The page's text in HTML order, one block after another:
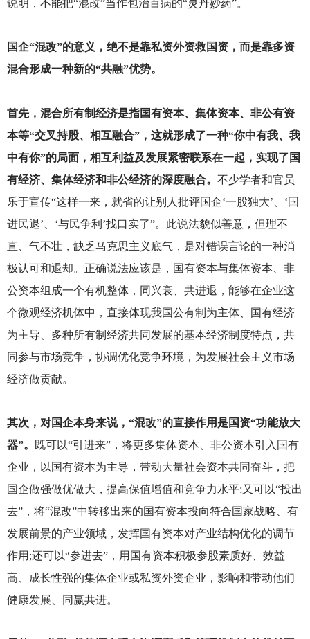
说明，不能把“混改”当作包治百病的“灵丹妙药”。
国企“混改”的意义，绝不是靠私资外资救国资，而是靠多资
混合形成一种新的“共融”优势。
首先，混合所有制经济是指国有资本、集体资本、非公有资
本等“交叉持股、相互融合”，这就形成了一种“你中有我、我
中有你”的局面，相互利益及发展紧密联系在一起，实现了国
有经济、集体经济和非公经济的深度融合。 不少学者和官员
乐于宣传“这样一来，就省的让别人批评国企‘一股独大’、‘国
进民退’、‘与民争利’找口实了”。此说法貌似善意，但理不
直、气不壮，缺乏马克思主义底气，是对错误言论的一种消
极认可和退却。正确说法应该是，国有资本与集体资本、非
公资本组成一个有机整体，同兴衰、共进退，能够在企业这
个微观经济机体中，直接体现我国公有制为主体、国有经济
为主导、多种所有制经济共同发展的基本经济制度特点，共
同参与市场竞争，协调优化竞争环境，为发展社会主义市场
经济做贡献。
其次，对国企本身来说，“混改”的直接作用是国资“功能放大
器”。
既可以“引进来”，将更多集体资本、非公资本引入国有
企业，以国有资本为主导，带动大量社会资本共同奋斗，把
国企做强做优做大，提高保值增值和竞争力水平;又可以“投出
去”，将“混改”中转移出来的国有资本投向符合国家战略、有
发展前景的产业领域，发挥国有资本对产业结构优化的调节
作用;还可以“参进去”，用国有资本积极参股素质好、效益
高、成长性强的集体企业或私资外资企业，影响和带动他们
健康发展、同赢共进。